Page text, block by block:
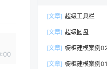
[文章] 超级工具栏
[文章] 超级圆盘
[文章] 橱柜建模案例
[文章] 橱柜建模案例01